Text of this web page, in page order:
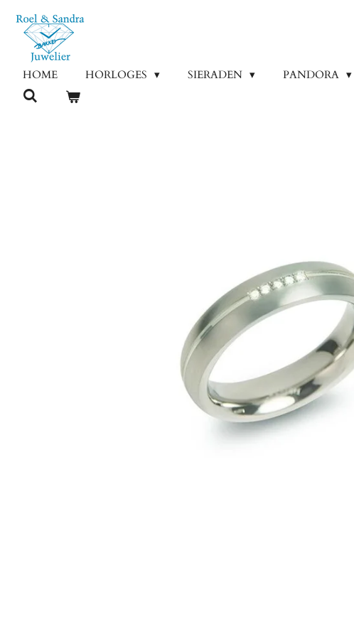
Ga
direct
hoofdinhoud
HOME HORLOGES SIERADEN PANDORA